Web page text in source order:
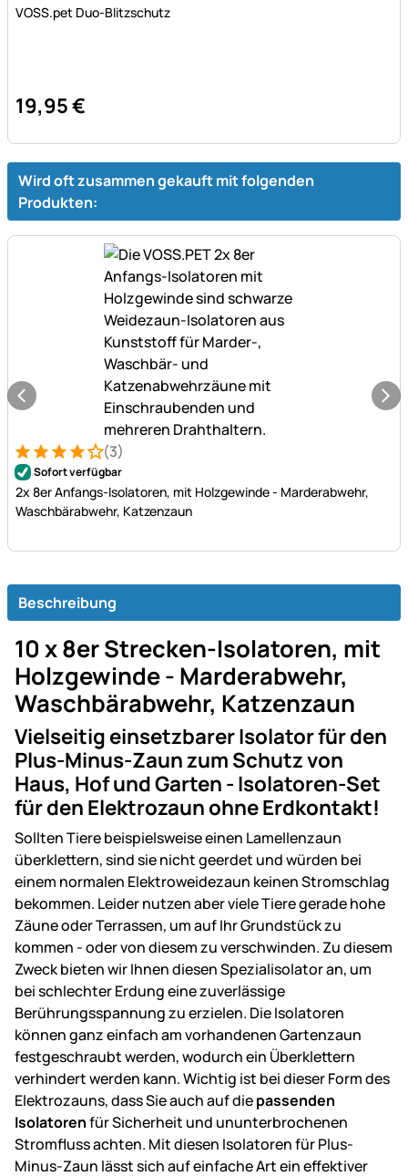
VOSS.pet Duo-Blitzschutz
19,95€
Wird oft zusammen gekauft mit folgenden
Produkten:
Bewertung: 4 von 5 (3 Bewertungen)
3 Bewertungen
(3)
Sofort verfügbar
2x 8er Anfangs-Isolatoren, mit Holzgewinde - Marderabwehr,
Waschbärabwehr, Katzenzaun
Beschreibung
10 x 8er Strecken-Isolatoren, mit
Holzgewinde - Marderabwehr,
Waschbärabwehr, Katzenzaun
Vielseitig einsetzbarer Isolator für den
Plus-Minus-Zaun zum Schutz von
Haus, Hof und Garten - Isolatoren-Set
für den Elektrozaun ohne Erdkontakt!
Sollten Tiere beispielsweise einen Lamellenzaun
überklettern, sind sie nicht geerdet und würden bei
einem normalen Elektroweidezaun keinen Stromschlag
bekommen. Leider nutzen aber viele Tiere gerade hohe
Zäune oder Terrassen, um auf Ihr Grundstück zu
kommen - oder von diesem zu verschwinden. Zu diesem
Zweck bieten wir Ihnen diesen Spezialisolator an, um
bei schlechter Erdung eine zuverlässige
Berührungsspannung zu erzielen. Die Isolatoren
können ganz einfach am vorhandenen Gartenzaun
festgeschraubt werden, wodurch ein Überklettern
verhindert werden kann. Wichtig ist bei dieser Form des
Elektrozauns, dass Sie auch auf diepassenden
Isolatorenfür Sicherheit und ununterbrochenen
Stromfluss achten. Mit diesen Isolatoren für Plus-
Minus-Zaun lässt sich auf einfache Art ein effektiver